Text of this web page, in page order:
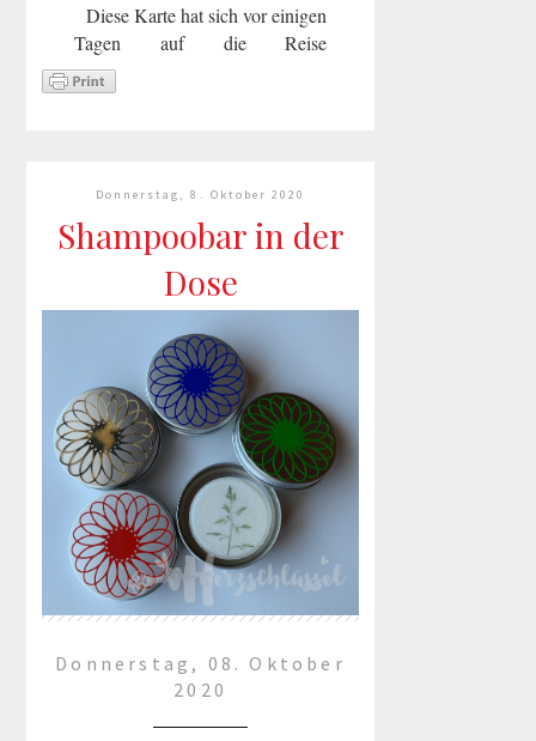
Diese Karte hat sich vor einigen
Tagen auf die Reise
gemacht. Ich hoffe sie kommt
rechtzeitig an.Geschnitten und
mehr lesen »
Donnerstag, 8. Oktober 2020
Shampoobar in der
Dose
Donnerstag, 08. Oktober
2020